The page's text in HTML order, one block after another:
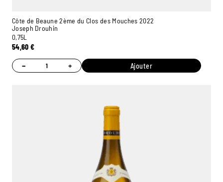
Côte de Beaune 2ème du Clos des Mouches 2022
Joseph Drouhin
0,75L
54,60€
− + Ajouter